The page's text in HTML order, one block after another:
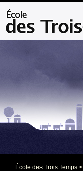
École des Trois Temps >